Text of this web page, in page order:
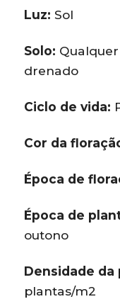
Luz: Sol
Solo:
drenado
Ciclo de vida:
Cor da
Época de
Época de
outono
Densidade da
plantas/m2